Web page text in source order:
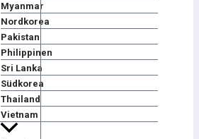
Myanmar
Nordkorea
Pakistan
Philippinen
Sri Lanka
Südkorea
Thailand
Vietnam